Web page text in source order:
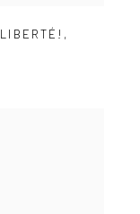
LIBERTÉ! ,